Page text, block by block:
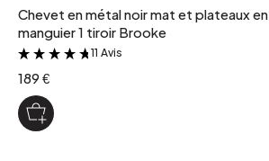
Chevet en métal noir mat et plateaux en
manguier 1 tiroir Brooke
&
11 Avis
189 €